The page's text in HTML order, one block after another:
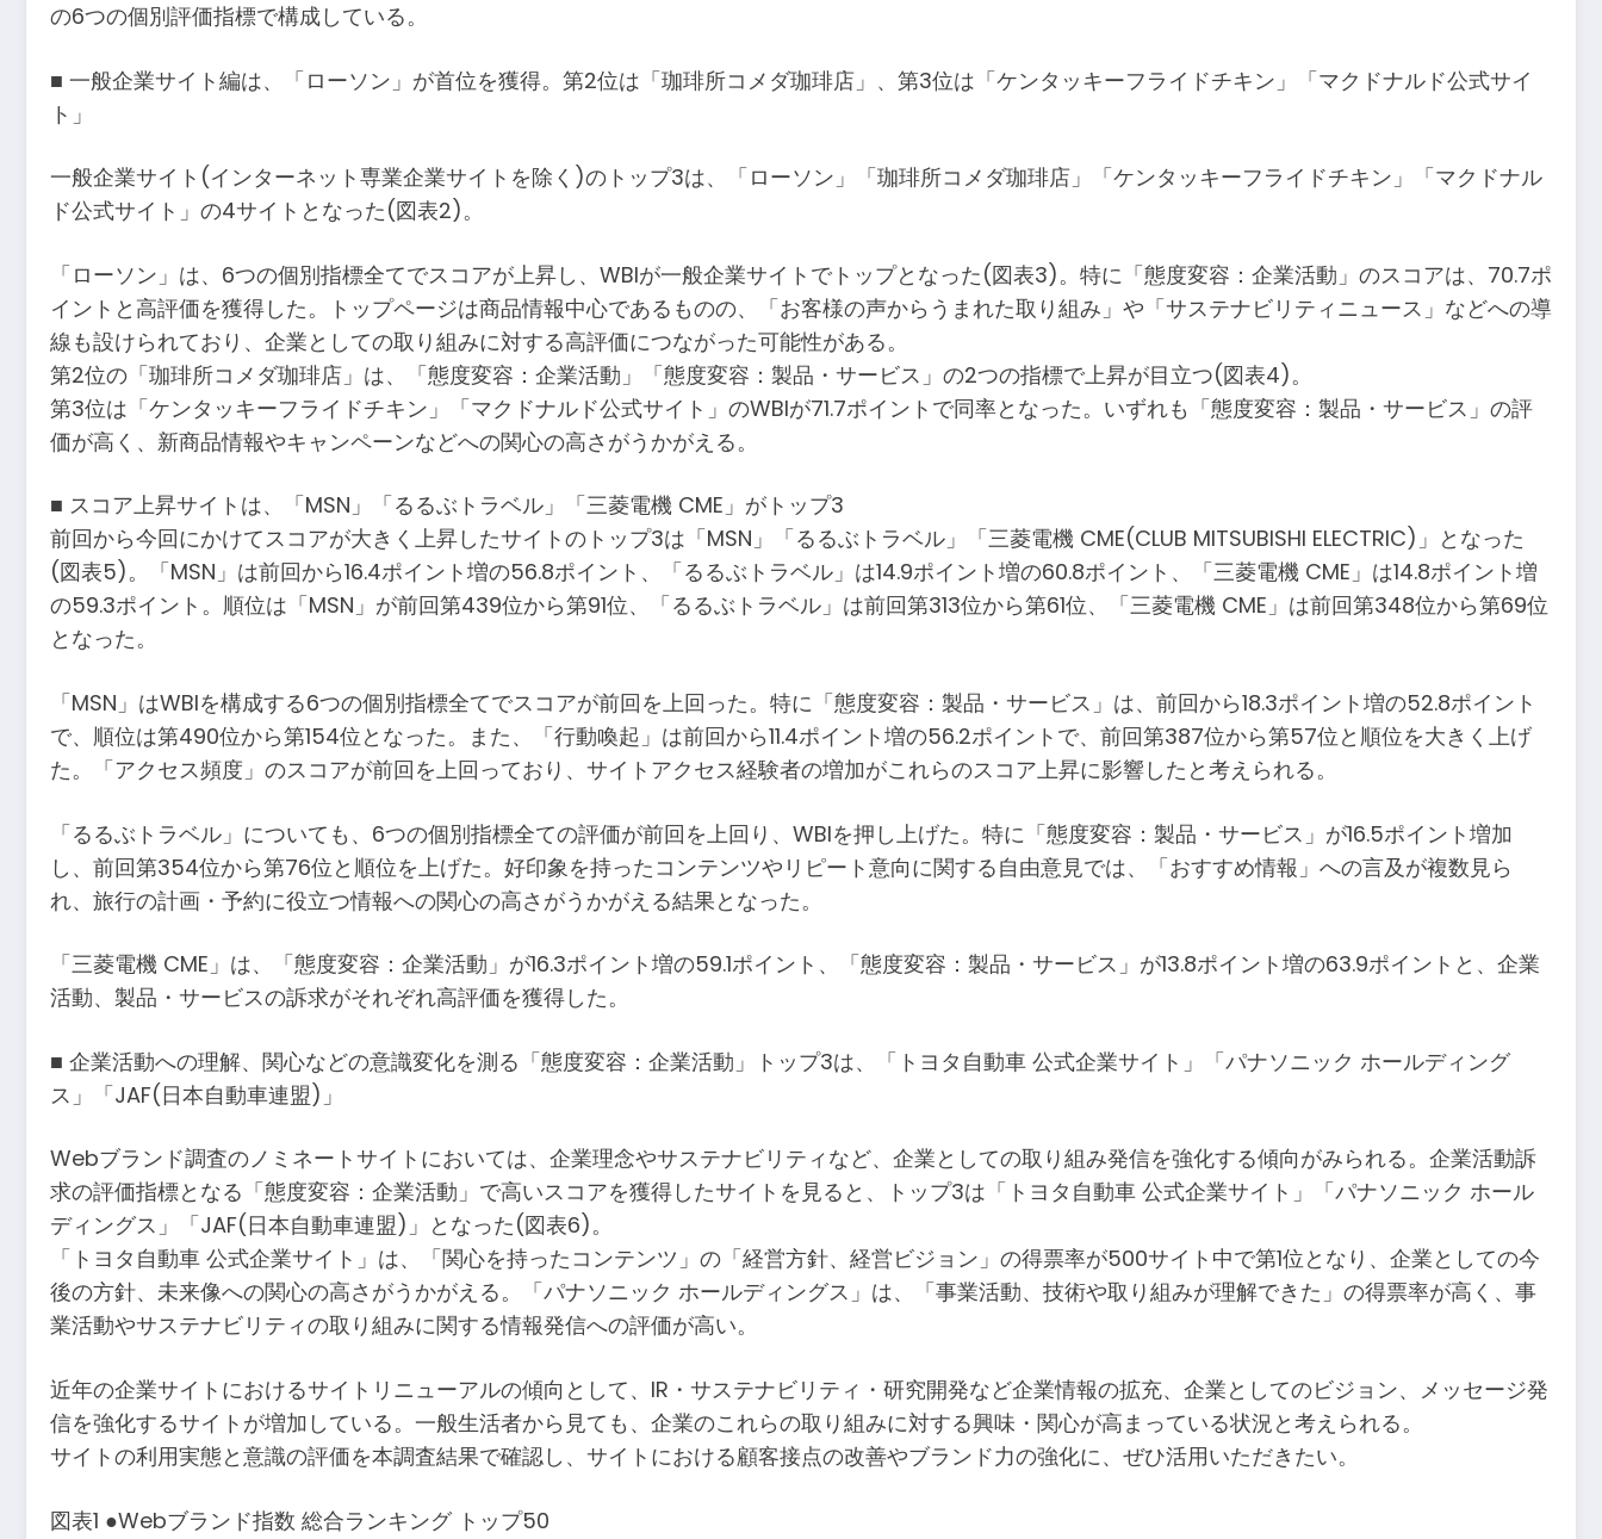
の6つの個別評価指標で構成している。
■ 一般企業サイト編は、「ローソン」が首位を獲得。第2位は「珈琲所コメダ珈琲店」、第3位は「ケンタッキーフライドチキン」「マクドナルド公式サイ
ト」
一般企業サイト(インターネット専業企業サイトを除く)のトップ3は、「ローソン」「珈琲所コメダ珈琲店」「ケンタッキーフライドチキン」「マクドナル
ド公式サイト」の4サイトとなった(図表2)。
「ローソン」は、6つの個別指標全てでスコアが上昇し、WBIが一般企業サイトでトップとなった(図表3)。特に「態度変容：企業活動」のスコアは、70.7ポ
イントと高評価を獲得した。トップページは商品情報中心であるものの、「お客様の声からうまれた取り組み」や「サステナビリティニュース」などへの導
線も設けられており、企業としての取り組みに対する高評価につながった可能性がある。
第2位の「珈琲所コメダ珈琲店」は、「態度変容：企業活動」「態度変容：製品・サービス」の2つの指標で上昇が目立つ(図表4)。
第3位は「ケンタッキーフライドチキン」「マクドナルド公式サイト」のWBIが71.7ポイントで同率となった。いずれも「態度変容：製品・サービス」の評
価が高く、新商品情報やキャンペーンなどへの関心の高さがうかがえる。
■ スコア上昇サイトは、「MSN」「るるぶトラベル」「三菱電機 CME」がトップ3
前回から今回にかけてスコアが大きく上昇したサイトのトップ3は「MSN」「るるぶトラベル」「三菱電機 CME(CLUB MITSUBISHI ELECTRIC)」となった
(図表5)。「MSN」は前回から16.4ポイント増の56.8ポイント、「るるぶトラベル」は14.9ポイント増の60.8ポイント、「三菱電機 CME」は14.8ポイント増
の59.3ポイント。順位は「MSN」が前回第439位から第91位、「るるぶトラベル」は前回第313位から第61位、「三菱電機 CME」は前回第348位から第69位
となった。
「MSN」はWBIを構成する6つの個別指標全てでスコアが前回を上回った。特に「態度変容：製品・サービス」は、前回から18.3ポイント増の52.8ポイント
で、順位は第490位から第154位となった。また、「行動喚起」は前回から11.4ポイント増の56.2ポイントで、前回第387位から第57位と順位を大きく上げ
た。「アクセス頻度」のスコアが前回を上回っており、サイトアクセス経験者の増加がこれらのスコア上昇に影響したと考えられる。
「るるぶトラベル」についても、6つの個別指標全ての評価が前回を上回り、WBIを押し上げた。特に「態度変容：製品・サービス」が16.5ポイント増加
し、前回第354位から第76位と順位を上げた。好印象を持ったコンテンツやリピート意向に関する自由意見では、「おすすめ情報」への言及が複数見ら
れ、旅行の計画・予約に役立つ情報への関心の高さがうかがえる結果となった。
「三菱電機 CME」は、「態度変容：企業活動」が16.3ポイント増の59.1ポイント、「態度変容：製品・サービス」が13.8ポイント増の63.9ポイントと、企業
活動、製品・サービスの訴求がそれぞれ高評価を獲得した。
■ 企業活動への理解、関心などの意識変化を測る「態度変容：企業活動」トップ3は、「トヨタ自動車 公式企業サイト」「パナソニック ホールディング
ス」「JAF(日本自動車連盟)」
Webブランド調査のノミネートサイトにおいては、企業理念やサステナビリティなど、企業としての取り組み発信を強化する傾向がみられる。企業活動訴
求の評価指標となる「態度変容：企業活動」で高いスコアを獲得したサイトを見ると、トップ3は「トヨタ自動車 公式企業サイト」「パナソニック ホール
ディングス」「JAF(日本自動車連盟)」となった(図表6)。
「トヨタ自動車 公式企業サイト」は、「関心を持ったコンテンツ」の「経営方針、経営ビジョン」の得票率が500サイト中で第1位となり、企業としての今
後の方針、未来像への関心の高さがうかがえる。「パナソニック ホールディングス」は、「事業活動、技術や取り組みが理解できた」の得票率が高く、事
業活動やサステナビリティの取り組みに関する情報発信への評価が高い。
近年の企業サイトにおけるサイトリニューアルの傾向として、IR・サステナビリティ・研究開発など企業情報の拡充、企業としてのビジョン、メッセージ発
信を強化するサイトが増加している。一般生活者から見ても、企業のこれらの取り組みに対する興味・関心が高まっている状況と考えられる。
サイトの利用実態と意識の評価を本調査結果で確認し、サイトにおける顧客接点の改善やブランド力の強化に、ぜひ活用いただきたい。
図表1 ●Webブランド指数 総合ランキング トップ50